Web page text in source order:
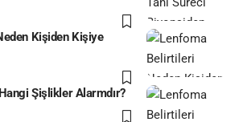
Kişiden Kişiye
Şişlikler Alarmdır?